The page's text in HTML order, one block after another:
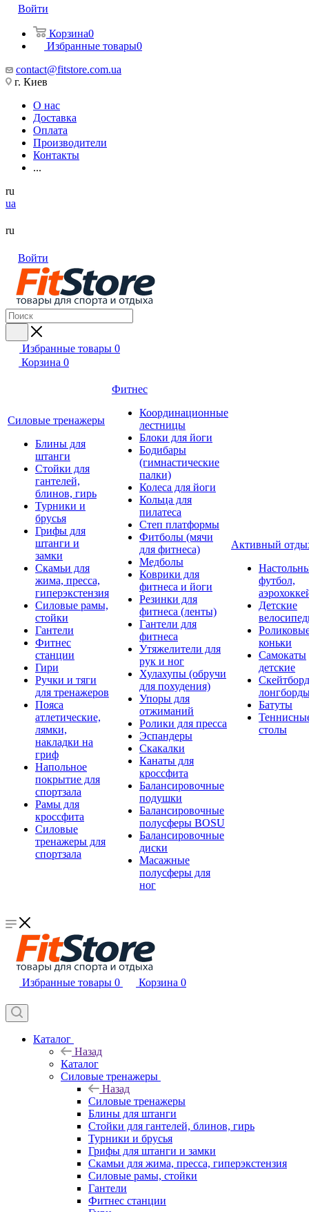
Войти
Корзина0
Избранные товары0
contact@fitstore.com.ua
г. Киев
О нас
Доставка
Оплата
Производители
Контакты
...
ru
ua
ru
Войти
Избранные товары 0
Корзина 0
Силовые тренажеры
Блины для
штанги
Стойки для
гантелей,
блинов, гирь
Турники и
брусья
Грифы для
штанги и
замки
Скамьи для
жима, пресса,
гиперэкстензия
Силовые рамы,
стойки
Гантели
Фитнес
станции
Гири
Ручки и тяги
для тренажеров
Пояса
атлетические,
лямки,
накладки на
гриф
Напольное
покрытие для
спортзала
Рамы для
кроссфита
Силовые
тренажеры для
спортзала
Фитнес
Координационные
лестницы
Блоки для йоги
Бодибары
(гимнастические
палки)
Колеса для йоги
Кольца для
пилатеса
Степ платформы
Фитболы (мячи
для фитнеса)
Медболы
Коврики для
фитнеса и йоги
Резинки для
фитнеса (ленты)
Гантели для
фитнеса
Утяжелители для
рук и ног
Хулахупы (обручи
для похудения)
Упоры для
отжиманий
Ролики для пресса
Эспандеры
Скакалки
Канаты для
кроссфита
Балансировочные
подушки
Балансировочные
полусферы BOSU
Балансировочные
диски
Масажные
полусферы для
ног
Активный
футбол,
Детские
коньки
Самокаты
детские
Батуты
столы
Избранные товары 0 Корзина 0
Каталог
Назад
Каталог
Силовые тренажеры
Назад
Силовые тренажеры
Блины для штанги
Стойки для гантелей, блинов, гирь
Турники и брусья
Грифы для штанги и замки
Скамьи для жима, пресса, гиперэкстензия
Силовые рамы, стойки
Гантели
Фитнес станции